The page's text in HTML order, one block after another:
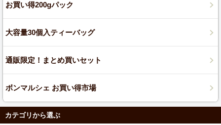
お買い得200gパック
大容量30個入ティーバッグ
通販限定！まとめ買いセット
ボンマルシェ お買い得市場
カテゴリから選ぶ